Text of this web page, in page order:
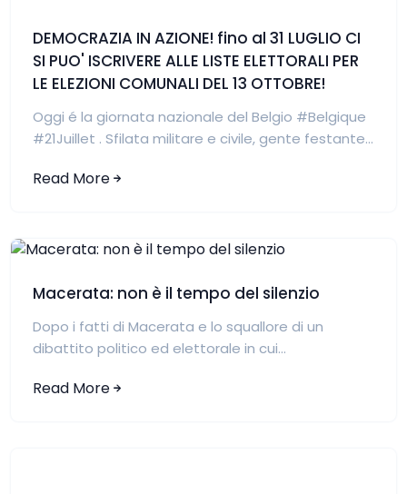
DEMOCRAZIA IN AZIONE! fino al 31 LUGLIO CI
SI PUO' ISCRIVERE ALLE LISTE ELETTORALI PER
LE ELEZIONI COMUNALI DEL 13 OTTOBRE!
Oggi é la giornata nazionale del Belgio #Belgique
#21Juillet . Sfilata militare e civile, gente festante...
Read More
Macerata: non è il tempo del silenzio
Dopo i fatti di Macerata e lo squallore di un
dibattito politico ed elettorale in cui...
Read More